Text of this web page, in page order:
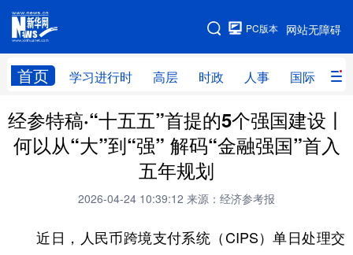
网站无障碍
PC版本
首页 学习进行时 高层 时政 人事 国际 财
网站地图
学习进行时 高层 时政 人事
国际 财经 网评 港澳
思客智库 全球连线
文化 健康 军事
经参特稿·“十五五”首提的5个强国建设丨
何以从“大”到“强” 解码“金融强国”首入
五年规划
2026-04-24 10:39:12 来源：经济参考报
近日，人民币跨境支付系统（CIPS）单日处理交